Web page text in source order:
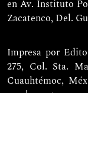
en Av. Instituto
Zacatenco, Del.
Impresa por
275, Col. Sta.
Cuauhtémoc,
por los autores